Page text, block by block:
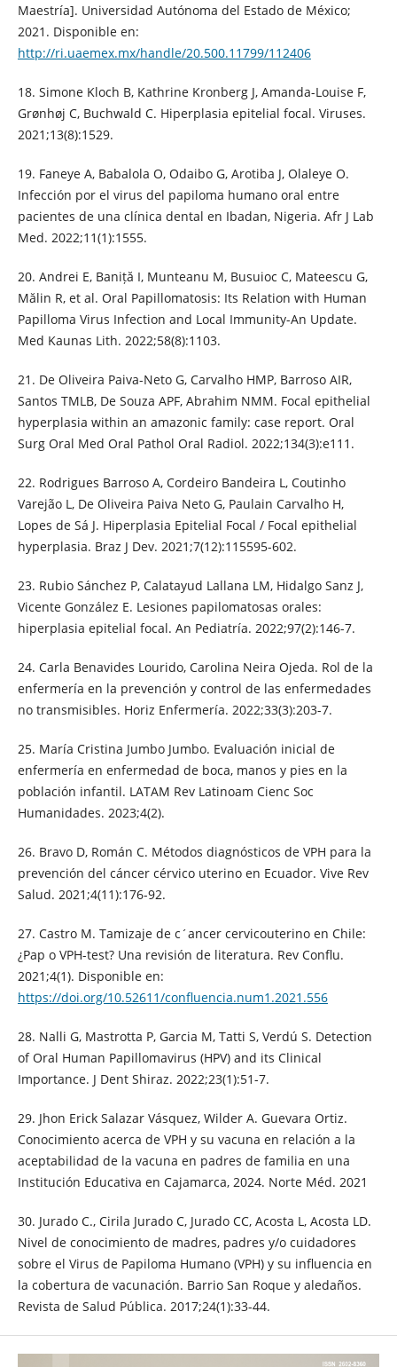
Maestría]. Universidad Autónoma del Estado de México;
2021. Disponible en:
http://ri.uaemex.mx/handle/20.500.11799/112406
18. Simone Kloch B, Kathrine Kronberg J, Amanda-Louise F,
Grønhøj C, Buchwald C. Hiperplasia epitelial focal. Viruses.
2021;13(8):1529.
19. Faneye A, Babalola O, Odaibo G, Arotiba J, Olaleye O.
Infección por el virus del papiloma humano oral entre
pacientes de una clínica dental en Ibadan, Nigeria. Afr J Lab
Med. 2022;11(1):1555.
20. Andrei E, Baniță I, Munteanu M, Busuioc C, Mateescu G,
Mălin R, et al. Oral Papillomatosis: Its Relation with Human
Papilloma Virus Infection and Local Immunity-An Update.
Med Kaunas Lith. 2022;58(8):1103.
21. De Oliveira Paiva-Neto G, Carvalho HMP, Barroso AIR,
Santos TMLB, De Souza APF, Abrahim NMM. Focal epithelial
hyperplasia within an amazonic family: case report. Oral
Surg Oral Med Oral Pathol Oral Radiol. 2022;134(3):e111.
22. Rodrigues Barroso A, Cordeiro Bandeira L, Coutinho
Varejão L, De Oliveira Paiva Neto G, Paulain Carvalho H,
Lopes de Sá J. Hiperplasia Epitelial Focal / Focal epithelial
hyperplasia. Braz J Dev. 2021;7(12):115595-602.
23. Rubio Sánchez P, Calatayud Lallana LM, Hidalgo Sanz J,
Vicente González E. Lesiones papilomatosas orales:
hiperplasia epitelial focal. An Pediatría. 2022;97(2):146-7.
24. Carla Benavides Lourido, Carolina Neira Ojeda. Rol de la
enfermería en la prevención y control de las enfermedades
no transmisibles. Horiz Enfermería. 2022;33(3):203-7.
25. María Cristina Jumbo Jumbo. Evaluación inicial de
enfermería en enfermedad de boca, manos y pies en la
población infantil. LATAM Rev Latinoam Cienc Soc
Humanidades. 2023;4(2).
26. Bravo D, Román C. Métodos diagnósticos de VPH para la
prevención del cáncer cérvico uterino en Ecuador. Vive Rev
Salud. 2021;4(11):176-92.
27. Castro M. Tamizaje de c´ancer cervicouterino en Chile:
¿Pap o VPH-test? Una revisión de literatura. Rev Conflu.
2021;4(1). Disponible en:
https://doi.org/10.52611/confluencia.num1.2021.556
28. Nalli G, Mastrotta P, Garcia M, Tatti S, Verdú S. Detection
of Oral Human Papillomavirus (HPV) and its Clinical
Importance. J Dent Shiraz. 2022;23(1):51-7.
29. Jhon Erick Salazar Vásquez, Wilder A. Guevara Ortiz.
Conocimiento acerca de VPH y su vacuna en relación a la
aceptabilidad de la vacuna en padres de familia en una
Institución Educativa en Cajamarca, 2024. Norte Méd. 2021
30. Jurado C., Cirila Jurado C, Jurado CC, Acosta L, Acosta LD.
Nivel de conocimiento de madres, padres y/o cuidadores
sobre el Virus de Papiloma Humano (VPH) y su influencia en
la cobertura de vacunación. Barrio San Roque y aledaños.
Revista de Salud Pública. 2017;24(1):33-44.